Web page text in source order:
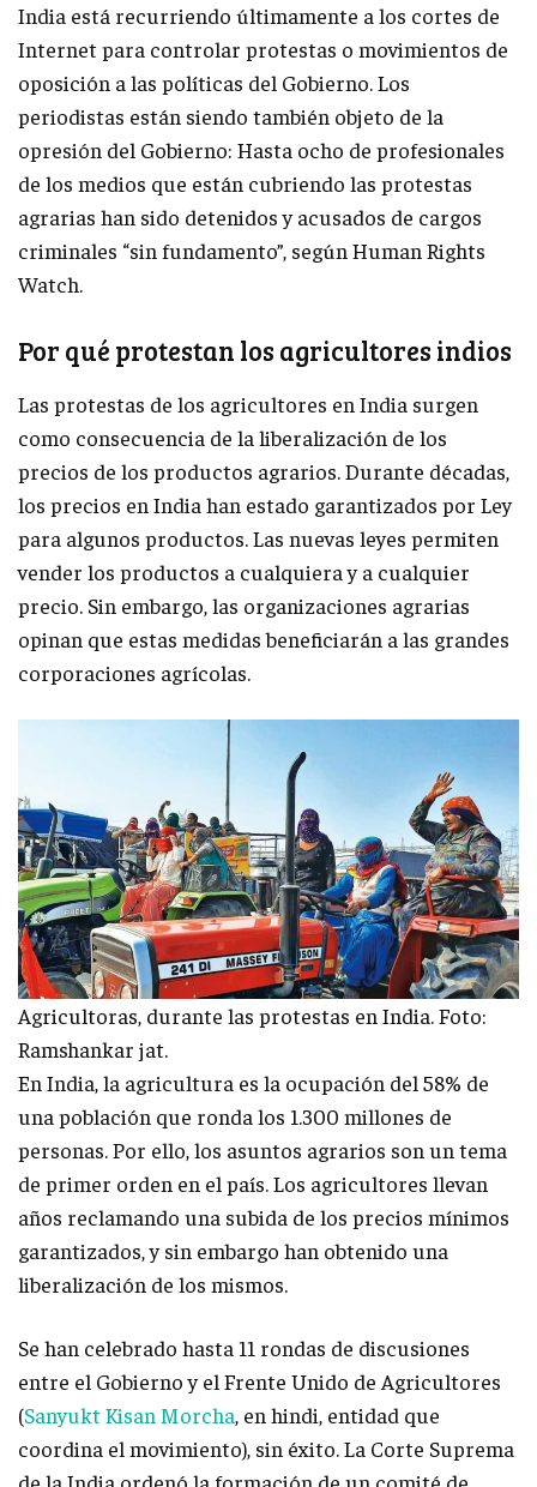
India está recurriendo últimamente a los cortes de
Internet para controlar protestas o movimientos de
oposición a las políticas del Gobierno. Los
periodistas están siendo también objeto de la
opresión del Gobierno: Hasta ocho de profesionales
de los medios que están cubriendo las protestas
agrarias han sido detenidos y acusados de cargos
criminales “sin fundamento”, según Human Rights
Watch.
Por qué protestan los agricultores indios
Las protestas de los agricultores en India surgen
como consecuencia de la liberalización de los
precios de los productos agrarios. Durante décadas,
los precios en India han estado garantizados por Ley
para algunos productos. Las nuevas leyes permiten
vender los productos a cualquiera y a cualquier
precio. Sin embargo, las organizaciones agrarias
opinan que estas medidas beneficiarán a las grandes
corporaciones agrícolas.
Agricultoras, durante las protestas en India. Foto:
Ramshankar jat.
En India, la agricultura es la ocupación del 58% de
una población que ronda los 1.300 millones de
personas. Por ello, los asuntos agrarios son un tema
de primer orden en el país. Los agricultores llevan
años reclamando una subida de los precios mínimos
garantizados, y sin embargo han obtenido una
liberalización de los mismos.
Se han celebrado hasta 11 rondas de discusiones
entre el Gobierno y el Frente Unido de Agricultores
(Sanyukt Kisan Morcha , en hindi, entidad que
coordina el movimiento), sin éxito. La Corte Suprema
de la India ordenó la formación de un comité de